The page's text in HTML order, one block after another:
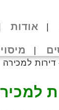
אודות
דירות למכירה